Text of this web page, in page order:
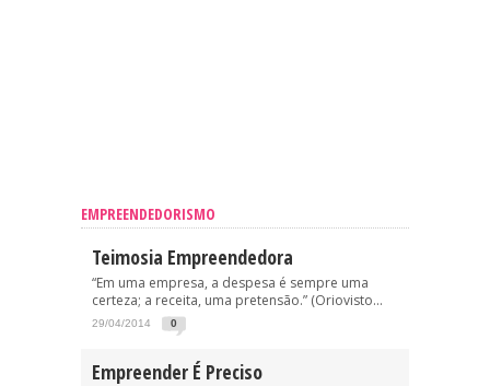
EMPREENDEDORISMO
Teimosia Empreendedora
“Em uma empresa, a despesa é sempre uma
certeza; a receita, uma pretensão.” (Oriovisto...
29/04/2014 0
Empreender É Preciso